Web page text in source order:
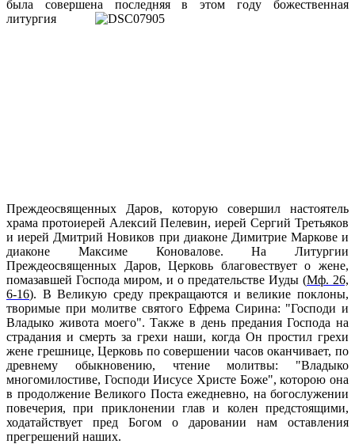
была совершена последняя в этом году божественная
литургия
Преждеосвященных Даров, которую совершил настоятель
храма протоиерей Алексий Пелевин, иерей Сергий Третьяков
и иерей Дмитрий Новиков при диаконе Димитрие Маркове и
диаконе Максиме Коновалове. На Литургии
Преждеосвященных Даров, Церковь благовествует о жене,
помазавшей Господа миром, и о предательстве Иуды (Мф. 26,
6-16). В Великую среду прекращаются и великие поклоны,
творимые при молитве святого Ефрема Сирина: "Господи и
Владыко живота моего". Также в день предания Господа на
страдания и смерть за грехи наши, когда Он простил грехи
жене грешнице, Церковь по совершении часов оканчивает, по
древнему обыкновению, чтение молитвы: "Владыко
многомилостиве, Господи Иисусе Христе Боже", которою она
в продолжение Великого Поста ежедневно, на богослужении
повечерия, при приклонении глав и колен предстоящими,
ходатайствует пред Богом о даровании нам оставления
прегрешений наших.